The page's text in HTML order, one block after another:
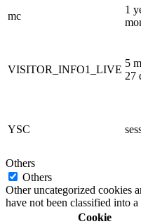
mc
1
VISITOR_INFO1_LIVE
5
27
YSC
Others
Others
Other uncategorized cookies
have not been classified into a
Cookie